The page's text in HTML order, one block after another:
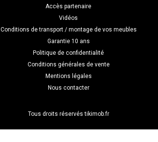
Accès partenaire
Vidéos
Conditions de transport / montage de vos meubles
Garantie 10 ans
Politique de confidentialité
Conditions générales de vente
Mentions légales
Nous contacter
Tous droits réservés tikimob.fr